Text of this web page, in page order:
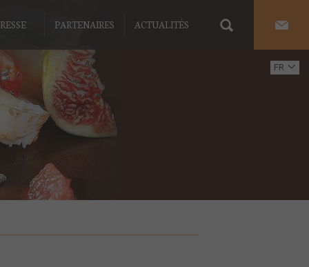
PARTENAIRES ACTUALITÉS
FR